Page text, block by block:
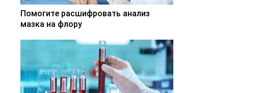
Помогите расшифровать анализ
мазка на флору